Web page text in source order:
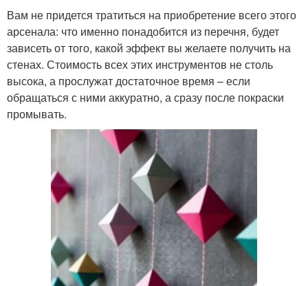
Вам не придется тратиться на приобретение всего этого
арсенала: что именно понадобится из перечня, будет
зависеть от того, какой эффект вы желаете получить на
стенах. Стоимость всех этих инструментов не столь
высока, а прослужат достаточное время – если
обращаться с ними аккуратно, а сразу после покраски
промывать.